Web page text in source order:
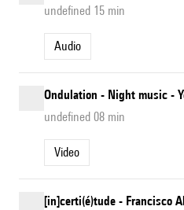
undefined 15 min
Audio
Ondulation - Night music -
undefined 08 min
Video
[in]certi(é)tude - Francisco